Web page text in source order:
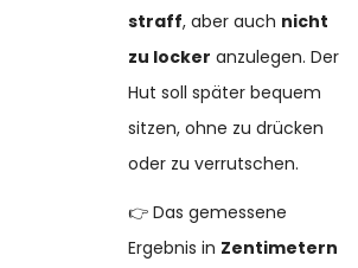
straff, aber auch nicht
zu locker anzulegen. Der
Hut soll später bequem
sitzen, ohne zu drücken
oder zu verrutschen.
👉 Das gemessene
Ergebnis in Zentimetern